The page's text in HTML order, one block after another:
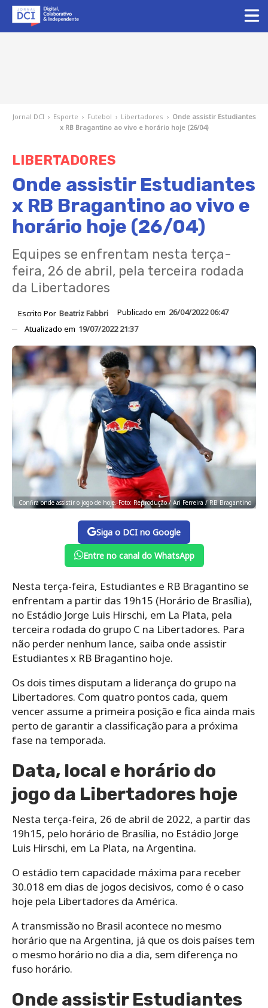
Jornal DCI › Esporte › Futebol › Libertadores › Onde assistir Estudiantes
x RB Bragantino ao vivo e horário hoje (26/04)
LIBERTADORES
Onde assistir Estudiantes
x RB Bragantino ao vivo e
horário hoje (26/04)
Equipes se enfrentam nesta terça-
feira, 26 de abril, pela terceira rodada
da Libertadores
Escrito Por Beatriz Fabbri Publicado em 26/04/2022 06:47
Atualizado em 19/07/2022 21:37
Confira onde assistir o jogo de hoje. Foto: Reprodução / Ari Ferreira / RB Bragantino
Siga o DCI no Google
Entre no canal do WhatsApp
Nesta terça-feira, Estudiantes e RB Bragantino se
enfrentam a partir das 19h15 (Horário de Brasília),
no Estádio Jorge Luis Hirschi, em La Plata, pela
terceira rodada do grupo C na Libertadores. Para
não perder nenhum lance, saiba onde assistir
Estudiantes x RB Bragantino hoje.
Os dois times disputam a liderança do grupo na
Libertadores. Com quatro pontos cada, quem
vencer assume a primeira posição e fica ainda mais
perto de garantir a classificação para a próxima
fase na temporada.
Data, local e horário do
jogo da Libertadores hoje
Nesta terça-feira, 26 de abril de 2022, a partir das
19h15, pelo horário de Brasília, no Estádio Jorge
Luis Hirschi, em La Plata, na Argentina.
O estádio tem capacidade máxima para receber
30.018 em dias de jogos decisivos, como é o caso
hoje pela Libertadores da América.
A transmissão no Brasil acontece no mesmo
horário que na Argentina, já que os dois países tem
o mesmo horário no dia a dia, sem diferença no
fuso horário.
Onde assistir Estudiantes